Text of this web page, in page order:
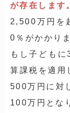
が存在します
2,500万円を
0％がかかり
もし子ども
算課税を適用
500万円に対
100万円とな